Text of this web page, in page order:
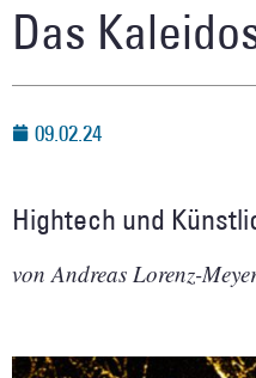
Das
09.02.24
Hightech und
von Andreas Lorenz-